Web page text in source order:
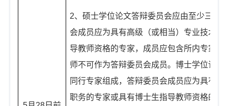
2、硕士学位论文答辩委员会应由至少三位
会成员应为具有高级（或相当）专业技术
导教师资格的专家，成员应包含所内专家及
师不可作为答辩委员会成员。博士学位论文
同行专家组成，答辩委员会成员应为具有
职务的专家或具有博士生指导教师资格的同